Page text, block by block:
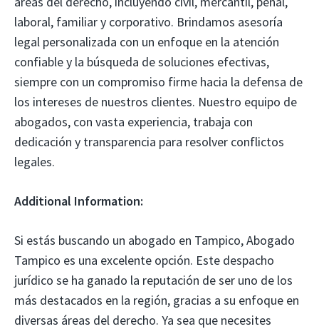
laboral, familiar y corporativo. Brindamos asesoría
legal personalizada con un enfoque en la atención
confiable y la búsqueda de soluciones efectivas,
siempre con un compromiso firme hacia la defensa de
los intereses de nuestros clientes. Nuestro equipo de
abogados, con vasta experiencia, trabaja con
dedicación y transparencia para resolver conflictos
legales.
Additional Information:
Si estás buscando un abogado en Tampico, Abogado
Tampico es una excelente opción. Este despacho
jurídico se ha ganado la reputación de ser uno de los
más destacados en la región, gracias a su enfoque en
diversas áreas del derecho. Ya sea que necesites